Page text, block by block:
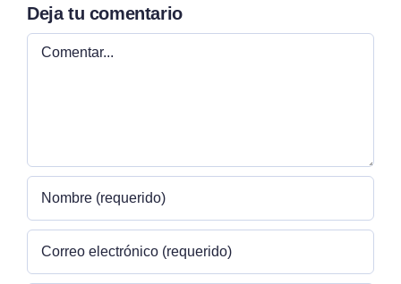
Deja tu comentario
Comentar